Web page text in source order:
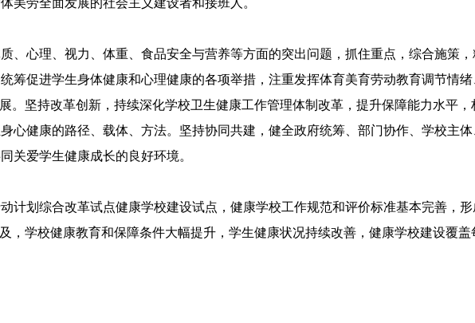
美劳全面发展的社会主义建设者和接班人。
心理、视力、体重、食品安全与营养等方面的突出问题，抓住重点，综合施策
筹促进学生身体健康和心理健康的各项举措，注重发挥体育美育劳动教育调节情
。坚持改革创新，持续深化学校卫生健康工作管理体制改革，提升保障能力水平
心健康的路径、载体、方法。坚持协同共建，健全政府统筹、部门协作、学校主
关爱学生健康成长的良好环境。
划综合改革试点健康学校建设试点，健康学校工作规范和评价标准基本完善，
，学校健康教育和保障条件大幅提升，学生健康状况持续改善，健康学校建设覆